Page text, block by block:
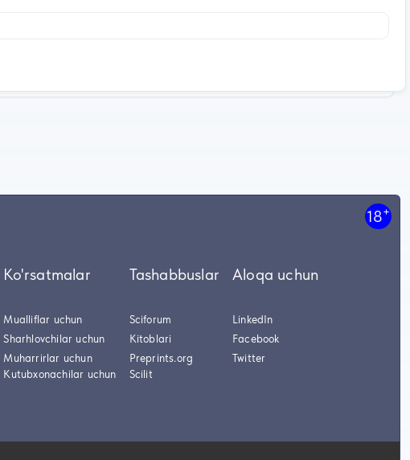
18+
Ko'rsatmalar
Mualliflar uchun
Sharhlovchilar uchun
Muharrirlar uchun
Kutubxonachilar uchun
Tashabbuslar
Sciforum
Kitoblari
Preprints.org
Scilit
Aloqa uchun
LinkedIn
Facebook
Twitter